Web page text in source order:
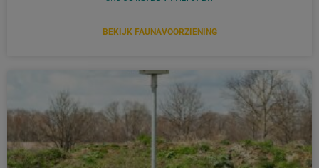
BEKIJK FAUNAVOORZIENING